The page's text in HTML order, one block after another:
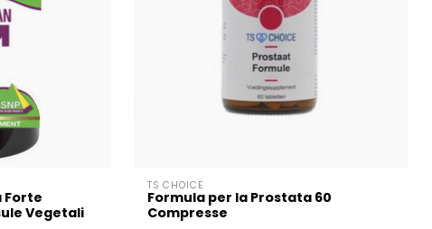
Forte
Vegetali
TS CHOICE
Formula per la Prostata 60
Compresse